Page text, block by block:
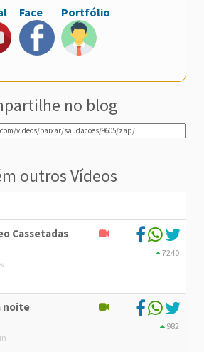
Face Portfólio
no blog
outros Vídeos
Cassetadas
7240
noite
982